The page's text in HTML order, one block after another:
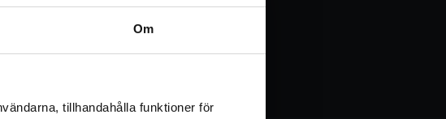
Om
tillhandahålla funktioner för